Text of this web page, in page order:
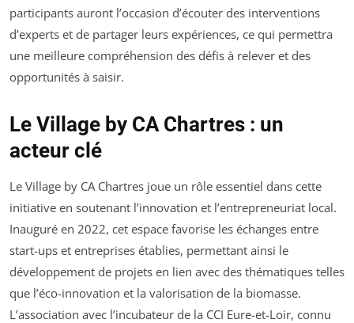
participants auront l’occasion d’écouter des interventions
d’experts et de partager leurs expériences, ce qui permettra
une meilleure compréhension des défis à relever et des
opportunités à saisir.
Le Village by CA Chartres : un
acteur clé
Le Village by CA Chartres joue un rôle essentiel dans cette
initiative en soutenant l’innovation et l’entrepreneuriat local.
Inauguré en 2022, cet espace favorise les échanges entre
start-ups et entreprises établies, permettant ainsi le
développement de projets en lien avec des thématiques telles
que l’éco-innovation et la valorisation de la biomasse.
L’association avec l’incubateur de la CCI Eure-et-Loir, connu